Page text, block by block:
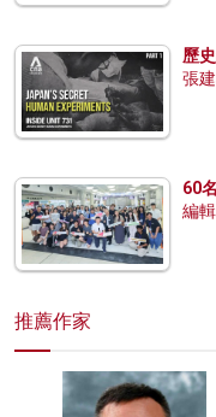
歷
張
60
編
推薦作家